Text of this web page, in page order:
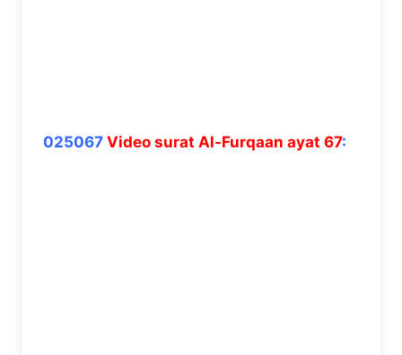
025067 Video surat Al-Furqaan ayat 67: